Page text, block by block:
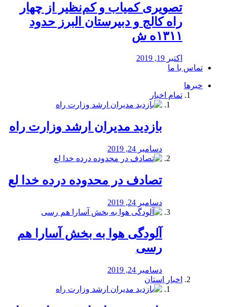
️تصویری کمیاب و کم‌نظیر از چهار
راه كالج و دبيرستان البرز حدود
۱۳۱۱ه ش
اکتبر 19, 2019
تماس با ما
خبرها
تمام اخبار
بازدید مدیران ارشد وزارت راه
دسامبر 24, 2019
تصادف در محدوده درده خدا لع
دسامبر 24, 2019
آلودگی هوا به بخش آسارا هم
رسی
دسامبر 24, 2019
اخبار استان